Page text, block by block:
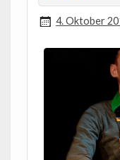
4. Oktober